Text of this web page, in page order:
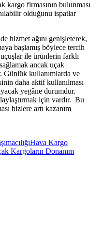
kargo firmasının bulunması
olduğunu ispatlar
hizmet ağını genişleterek,
başlamış böylece tercih
uçuşlar ile ürünlerin farklı
ancak uçak
kullanımlarda ve
daha aktif kullanılması
yegâne durumdur.
için vardır. Bu
bizlere artı kazanım
Hava Kargo
Kargoların Donanım